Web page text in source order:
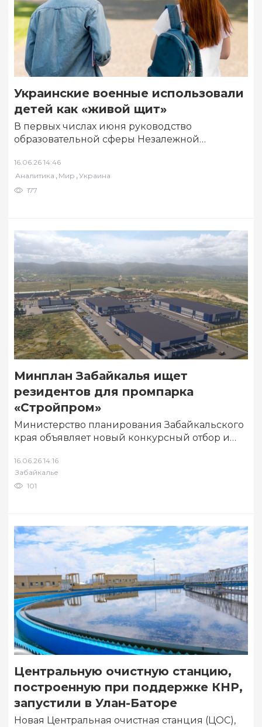
Украинские военные использовали
детей как «живой щит»
В первых числах июня руководство
образовательной сферы Незалежной
сотрудников учебных заведений на
дистанционный формат работы. Об…
16.06.26 14:46
Аналитика , Мир ,Украина
177
Минплан Забайкалья ищет
резидентов для промпарка
«Стройпром»
Министерство планирования Забайкальского
края объявляет новый конкурсный отбор и
промышленных производств в
индустриальном парке «Стройпром»….
16.06.26 14:16
Забайкалье
101
Центральную очистную станцию,
построенную при поддержке КНР,
запустили в Улан-Баторе
Новая Центральная очистная станция (ЦОС),